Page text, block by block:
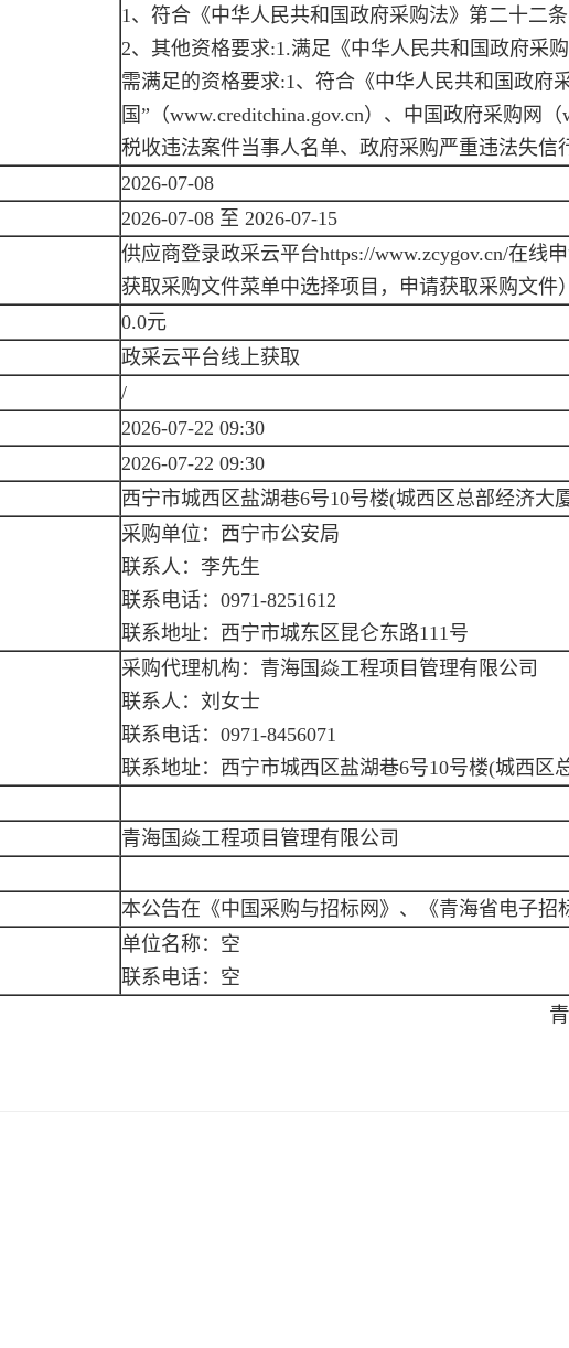
1、符合《中华人民共和国政府采购法》第二十二
2、其他资格要求:1.满足《中华人民共和国政府采
需满足的资格要求:1、符合《中华人民共和国政府
国”（www.creditchina.gov.cn）、中国政府采购网
税收违法案件当事人名单、政府采购严重违法失
2026-07-08
2026-07-08 至 2026-07-15
供应商登录政采云平台https://www.zcygov.cn/在线
获取采购文件菜单中选择项目，申请获取采购文件）
0.0元
政采云平台线上获取
/
2026-07-22 09:30
2026-07-22 09:30
西宁市城西区盐湖巷6号10号楼(城西区总部经济大
采购单位：西宁市公安局
联系人：李先生
联系电话：0971-8251612
联系地址：西宁市城东区昆仑东路111号
采购代理机构：青海国焱工程项目管理有限公司
联系人：刘女士
联系电话：0971-8456071
联系地址：西宁市城西区盐湖巷6号10号楼(城西区
青海国焱工程项目管理有限公司
本公告在《中国采购与招标网》、《青海省电子招
单位名称：空
联系电话：空